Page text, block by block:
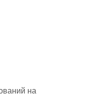
на